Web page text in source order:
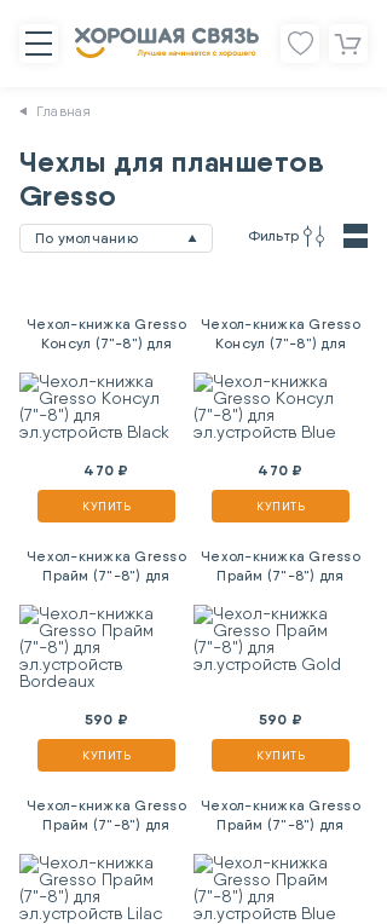
Главная
Чехлы для планшетов
Gresso
По умолчанию Фильтр
Чехол-книжка Gresso
Консул (7"-8") для
470 ₽
КУПИТЬ
Чехол-книжка Gresso
Консул (7"-8") для
470 ₽
КУПИТЬ
Чехол-книжка Gresso
Прайм (7"-8") для
590 ₽
КУПИТЬ
Чехол-книжка Gresso
Прайм (7"-8") для
590 ₽
КУПИТЬ
Чехол-книжка Gresso
Прайм (7"-8") для
Чехол-книжка Gresso
Прайм (7"-8") для